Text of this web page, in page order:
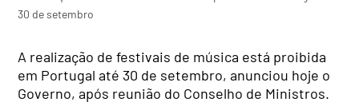
30 de setembro
A realização de festivais de música está proibida
em Portugal até 30 de setembro, anunciou hoje o
Governo, após reunião do Conselho de Ministros.